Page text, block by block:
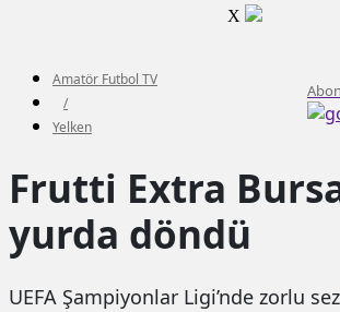
X
Amatör Futbol TV
/
Yelken
Frutti Extra
yurda döndü
UEFA Şampiyonlar Ligi’nde zorlu